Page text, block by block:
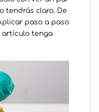
tendrás claro. De
paso a paso
artículo tenga